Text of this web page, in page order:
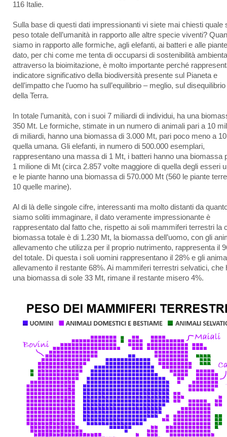
116 Italie.
Sulla base di questi dati impressionanti vi siete mai chiesti quale
peso totale dell’umanità in rapporto alle altre specie viventi?
siamo in rapporto alle formiche, agli elefanti, ai batteri e alle
dato, per chi come me tenta di occuparsi di sostenibilità
attraverso la bioimitazione, è molto importante perché
indicatore significativo della biodiversità presente sul Pianeta e
dell’impatto che l’uomo ha sull’equilibrio – meglio, sul disequilibrio
della Terra.
In totale l’umanità, con i suoi 7 miliardi di individui, ha una
350 Mt. Le formiche, stimate in un numero di animali pari a 10
di miliardi, hanno una biomassa di 3.000 Mt, pari poco meno a
quella umana. Gli elefanti, in numero di 500.000 esemplari,
rappresentano una massa di 1 Mt, i batteri hanno una biomassa
1 milione di Mt (circa 2.857 volte maggiore di quella degli esseri
e le piante hanno una biomassa di 570.000 Mt (560 le piante
10 quelle marine).
Al di là delle singole cifre, interessanti ma molto distanti da
siamo soliti immaginare, il dato veramente impressionante è
rappresentato dal fatto che, rispetto ai soli mammiferi terrestri la
biomassa totale è di 1.230 Mt, la biomassa dell’uomo, con gli
allevamento che utilizza per il proprio nutrimento, rappresenta il
del totale. Di questa i soli uomini rappresentano il 28% e gli
allevamento il restante 68%. Ai mammiferi terrestri selvatici, che
una biomassa di sole 33 Mt, rimane il restante misero 4%.